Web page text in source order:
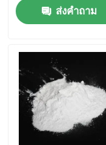
เกี่ยวกับเรา
ทัวร์โรงงาน
ส่งคำถาม